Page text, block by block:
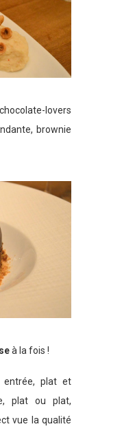
lovers
brownie
à la fois !
entrée, plat et
plat ou plat,
vue la qualité